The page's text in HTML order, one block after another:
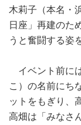
木莉子（本名・
日座」再建のた
うと奮闘する姿
イベント前に
こ）の名前にち
ットをもぎり、
高畑は「みなさ